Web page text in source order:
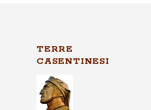
TERRE
CASENTINESI